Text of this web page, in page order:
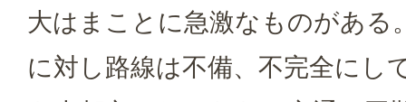
大はまことに急激なものがある
に対し路線は不備、不完全にし